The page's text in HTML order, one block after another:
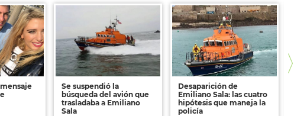
Se suspendió la
búsqueda del avión que
trasladaba a Emiliano
Sala
Desaparición de
Emiliano Sala: las cuatro
hipótesis que maneja la
policía